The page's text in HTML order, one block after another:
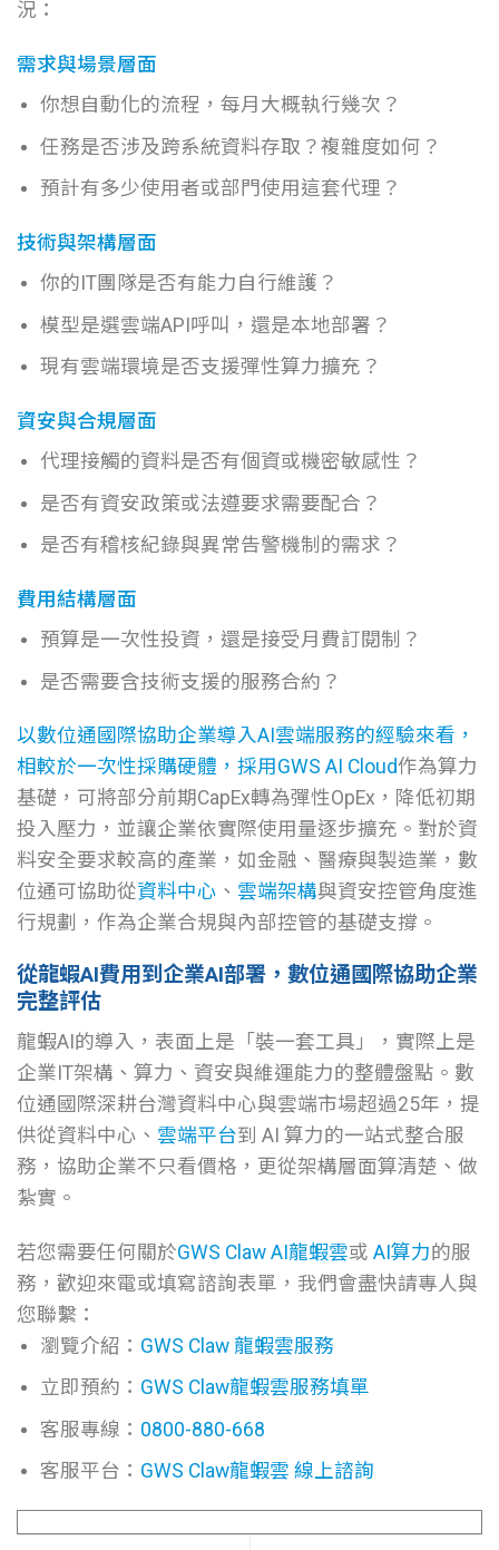
況：
需求與場景層面
你想自動化的流程，每月大概執行幾次？
任務是否涉及跨系統資料存取？複雜度如何？
預計有多少使用者或部門使用這套代理？
技術與架構層面
你的IT團隊是否有能力自行維護？
模型是選雲端API呼叫，還是本地部署？
現有雲端環境是否支援彈性算力擴充？
資安與合規層面
代理接觸的資料是否有個資或機密敏感性？
是否有資安政策或法遵要求需要配合？
是否有稽核紀錄與異常告警機制的需求？
費用結構層面
預算是一次性投資，還是接受月費訂閱制？
是否需要含技術支援的服務合約？
以數位通國際協助企業導入AI雲端服務的經驗來看，
相較於一次性採購硬體，採用 GWS AI Cloud作為算力
基礎，可將部分前期CapEx轉為彈性OpEx，降低初期
投入壓力，並讓企業依實際使用量逐步擴充。對於資
料安全要求較高的產業，如金融、醫療與製造業，數
位通可協助從資料中心 、 雲端架構與資安控管角度進
行規劃，作為企業合規與內部控管的基礎支撐。
從龍蝦AI費用到企業AI部署，數位通國際協助企業
完整評估
龍蝦AI的導入，表面上是「裝一套工具」，實際上是
企業IT架構、算力、資安與維運能力的整體盤點。數
位通國際深耕台灣資料中心與雲端市場超過25年，提
供從資料中心、 雲端平台到 AI 算力的一站式整合服
務，協助企業不只看價格，更從架構層面算清楚、做
紮實。
若您需要任何關於GWS Claw AI龍蝦雲或 AI算力的服
務，歡迎來電或填寫諮詢表單，我們會盡快請專人與
您聯繫：
瀏覽介紹： GWS Claw 龍蝦雲服務
立即預約： GWS Claw龍蝦雲服務填單
客服專線： 0800-880-668
客服平台： GWS Claw龍蝦雲 線上諮詢